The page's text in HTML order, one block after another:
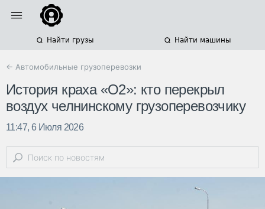
Найти грузы Найти машины
← Автомобильные грузоперевозки
История краха «О2»: кто перекрыл
воздух челнинскому грузоперевозчику
11:47, 6 Июля 2026